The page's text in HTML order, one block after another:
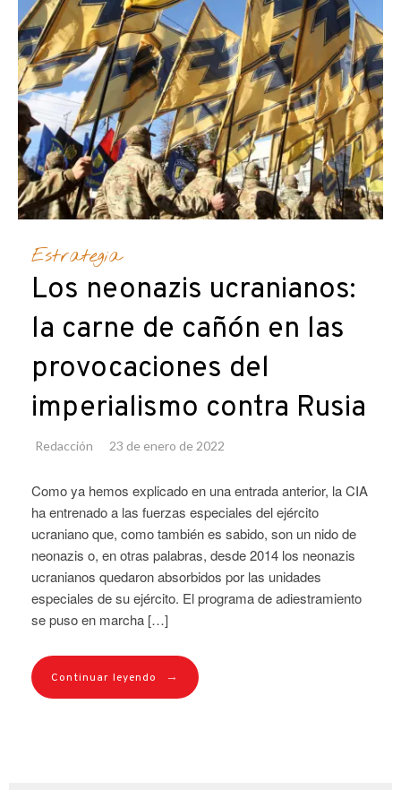
Estrategia
Los neonazis ucranianos:
la carne de cañón en las
provocaciones del
imperialismo contra Rusia
Redacción 23 de enero de 2022
Como ya hemos explicado en una entrada anterior, la CIA
ha entrenado a las fuerzas especiales del ejército
ucraniano que, como también es sabido, son un nido de
neonazis o, en otras palabras, desde 2014 los neonazis
ucranianos quedaron absorbidos por las unidades
especiales de su ejército. El programa de adiestramiento
se puso en marcha […]
Continuar leyendo →